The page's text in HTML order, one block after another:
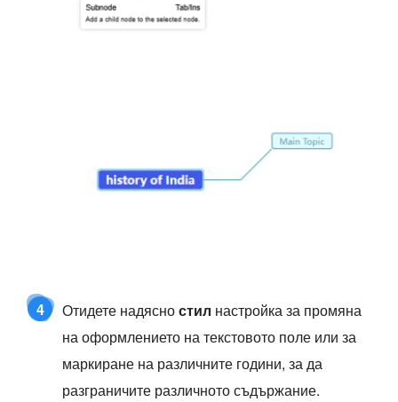
4 Отидете надясностил настройка за промяна
на оформлението на текстовото поле или за
маркиране на различните години, за да
разграничите различното съдържание.